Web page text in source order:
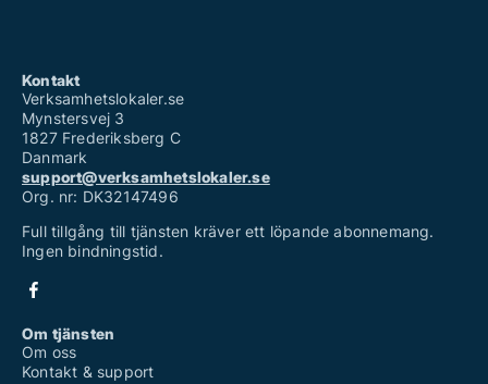
Kontakt
Verksamhetslokaler.se
Mynstersvej 3
1827 Frederiksberg C
Danmark
support@verksamhetslokaler.se
Org. nr: DK32147496
Full tillgång till tjänsten kräver ett löpande abonnemang.
Ingen bindningstid.
Om tjänsten
Om oss
Kontakt & support